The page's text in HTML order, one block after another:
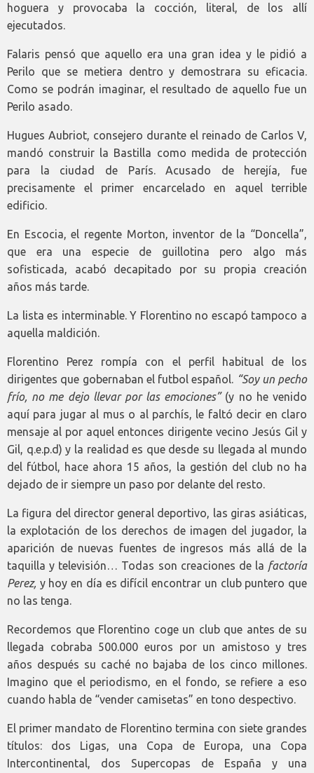
hoguera y provocaba la cocción, literal, de los allí
ejecutados.
Falaris pensó que aquello era una gran idea y le pidió a
Perilo que se metiera dentro y demostrara su eficacia.
Como se podrán imaginar, el resultado de aquello fue un
Perilo asado.
Hugues Aubriot, consejero durante el reinado de Carlos V,
mandó construir la Bastilla como medida de protección
para la ciudad de París. Acusado de herejía, fue
precisamente el primer encarcelado en aquel terrible
edificio.
En Escocia, el regente Morton, inventor de la “Doncella”,
que era una especie de guillotina pero algo más
sofisticada, acabó decapitado por su propia creación
años más tarde.
La lista es interminable. Y Florentino no escapó tampoco a
aquella maldición.
Florentino Perez rompía con el perfil habitual de los
dirigentes que gobernaban el futbol español. “Soy un pecho
frío, no me dejo llevar por las emociones”(y no he venido
aquí para jugar al mus o al parchís, le faltó decir en claro
mensaje al por aquel entonces dirigente vecino Jesús Gil y
Gil, q.e.p.d) y la realidad es que desde su llegada al mundo
del fútbol, hace ahora 15 años, la gestión del club no ha
dejado de ir siempre un paso por delante del resto.
La figura del director general deportivo, las giras asiáticas,
la explotación de los derechos de imagen del jugador, la
aparición de nuevas fuentes de ingresos más allá de la
taquilla y televisión… Todas son creaciones de la factoría
Perez, y hoy en día es difícil encontrar un club puntero que
no las tenga.
Recordemos que Florentino coge un club que antes de su
llegada cobraba 500.000 euros por un amistoso y tres
años después su caché no bajaba de los cinco millones.
Imagino que el periodismo, en el fondo, se refiere a eso
cuando habla de “vender camisetas” en tono despectivo.
El primer mandato de Florentino termina con siete grandes
títulos: dos Ligas, una Copa de Europa, una Copa
Intercontinental, dos Supercopas de España y una